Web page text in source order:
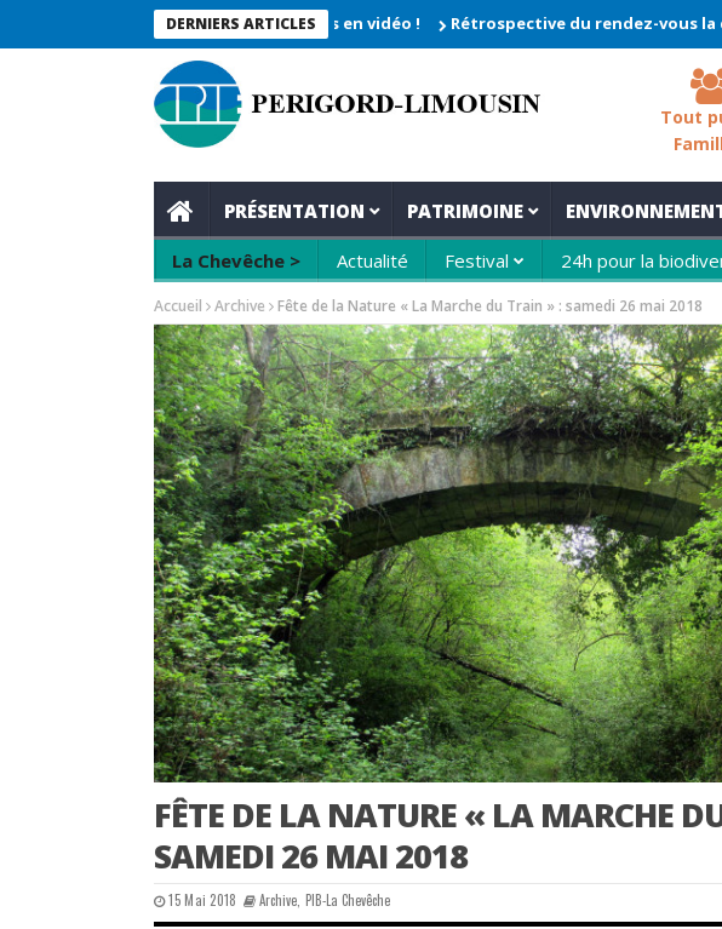
DERNIERS ARTICLES
2026_Les moments enregistrés en vidéo ! Rétrospective du rendez-vous la
Tout
PRÉSENTATION PATRIMOINE
La Chevêche > Actualité Festival 24h pour la
Accueil Archive Fête de la Nature « La Marche du Train » : samedi 26 mai 2018
FÊTE DE LA NATURE « LA MARCHE
SAMEDI 26 MAI 2018
15 Mai 2018 Archive, PIB-La Chevêche